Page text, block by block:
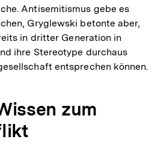
Antisemitismus gebe es
Gryglewski betonte aber,
in dritter Generation in
ihre Stereotype durchaus
entsprechen können.
zum